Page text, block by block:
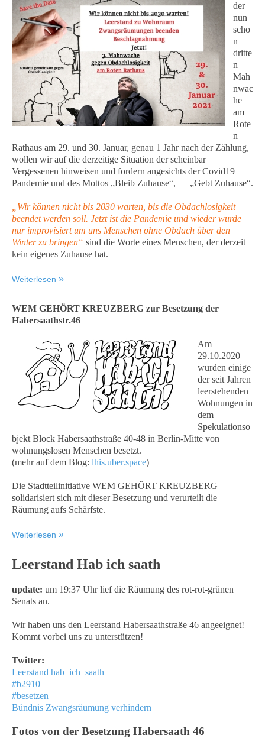
der
nun
scho
n
dritte
n
Mah
nwac
he
am
Rote
n
Rathaus am 29. und 30. Januar, genau 1 Jahr nach der Zählung,
wollen wir auf die derzeitige Situation der scheinbar
Vergessenen hinweisen und fordern angesichts der Covid19
Pandemie und des Mottos „Bleib Zuhause“, — „Gebt Zuhause“.
„Wir können nicht bis 2030 warten, bis die Obdachlosigkeit
beendet werden soll. Jetzt ist die Pandemie und wieder wurde
nur improvisiert um uns Menschen ohne Obdach über den
Winter zu bringen“ sind die Worte eines Menschen, der derzeit
kein eigenes Zuhause hat.
Weiterlesen
WEM GEHÖRT KREUZBERG zur Besetzung der
Habersaathstr.46
Am
29.10.2020
wurden einige
der seit Jahren
leerstehenden
Wohnungen in
dem
Spekulationso
bjekt Block Habersaathstraße 40-48 in Berlin-Mitte von
wohnungslosen Menschen besetzt.
(mehr auf dem Blog: lhis.uber.space)
Die Stadtteilinitiative WEM GEHÖRT KREUZBERG
solidarisiert sich mit dieser Besetzung und verurteilt die
Räumung aufs Schärfste.
Weiterlesen
Leerstand Hab ich saath
update: um 19:37 Uhr lief die Räumung des rot-rot-grünen
Senats an.
Wir haben uns den Leerstand Habersaathstraße 46 angeeignet!
Kommt vorbei uns zu unterstützen!
Twitter:
Leerstand hab_ich_saath
#b2910
#besetzen
Bündnis Zwangsräumung verhindern
Fotos von der Besetzung Habersaath 46